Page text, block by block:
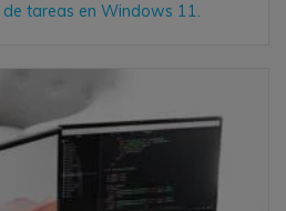
tareas en Windows 11.